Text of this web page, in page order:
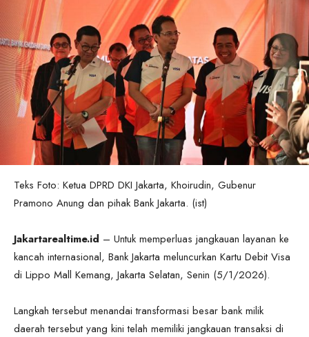
Teks Foto: Ketua DPRD DKI Jakarta, Khoirudin, Gubenur
Pramono Anung dan pihak Bank Jakarta. (ist)
Jakartarealtime.id – Untuk memperluas jangkauan layanan ke
kancah internasional, Bank Jakarta meluncurkan Kartu Debit Visa
di Lippo Mall Kemang, Jakarta Selatan, Senin (5/1/2026).
Langkah tersebut menandai transformasi besar bank milik
daerah tersebut yang kini telah memiliki jangkauan transaksi di